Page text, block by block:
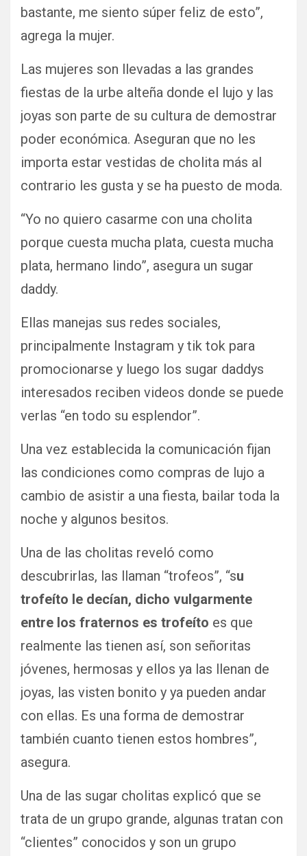
bastante, me siento súper feliz de esto”,
agrega la mujer.
Las mujeres son llevadas a las grandes
fiestas de la urbe alteña donde el lujo y las
joyas son parte de su cultura de demostrar
poder económica. Aseguran que no les
importa estar vestidas de cholita más al
contrario les gusta y se ha puesto de moda.
“Yo no quiero casarme con una cholita
porque cuesta mucha plata, cuesta mucha
plata, hermano lindo”, asegura un sugar
daddy.
Ellas manejas sus redes sociales,
principalmente Instagram y tik tok para
promocionarse y luego los sugar daddys
interesados reciben videos donde se puede
verlas “en todo su esplendor”.
Una vez establecida la comunicación fijan
las condiciones como compras de lujo a
cambio de asistir a una fiesta, bailar toda la
noche y algunos besitos.
Una de las cholitas reveló como
descubrirlas, las llaman “trofeos”, “su
trofeíto le decían, dicho vulgarmente
entre los fraternos es trofeíto es que
realmente las tienen así, son señoritas
jóvenes, hermosas y ellos ya las llenan de
joyas, las visten bonito y ya pueden andar
con ellas. Es una forma de demostrar
también cuanto tienen estos hombres”,
asegura.
Una de las sugar cholitas explicó que se
trata de un grupo grande, algunas tratan con
“clientes” conocidos y son un grupo